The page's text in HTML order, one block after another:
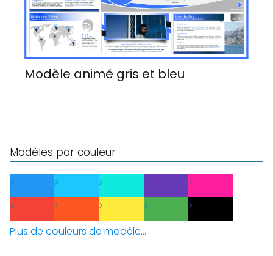
Modèle animé gris et bleu
Modèles par couleur
Plus de couleurs de modèle...